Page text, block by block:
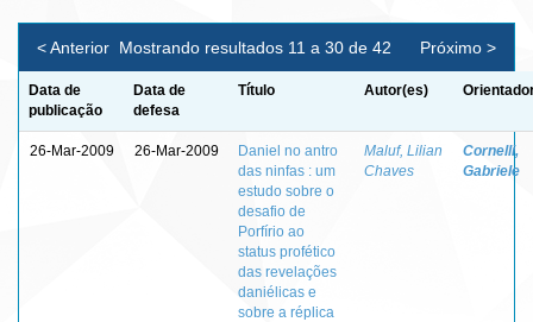
Mostrando resultados 11 a 30 de 42
< Anterior Próximo >
Data de
publicação
Data de
defesa
Título Autor(es)
26-Mar-2009 26-Mar-2009
Daniel no antro
das ninfas : um
estudo sobre o
desafio de
Porfírio ao
status profético
das revelações
daniélicas e
sobre a réplica
Maluf, Lilian
Chaves
Cornelli,
Gabriele